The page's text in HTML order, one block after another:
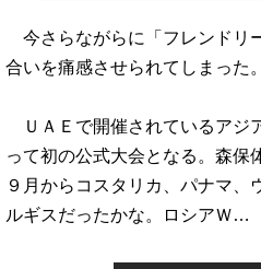
今さらながらに「フレンドリ
合いを痛感させられてしまった。
ＵＡＥで開催されているアジ
って初の公式大会となる。森保
９月からコスタリカ、パナマ、
ルギスだったかな。ロシアＷ…